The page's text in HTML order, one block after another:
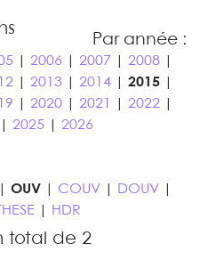
Par année :
| 2006 2007 2008|
| 2013| 2014| 2015|
2020| 2021 2022|
2025| 2026
OUV| COUV DOUV
THESE HDR
total de 2